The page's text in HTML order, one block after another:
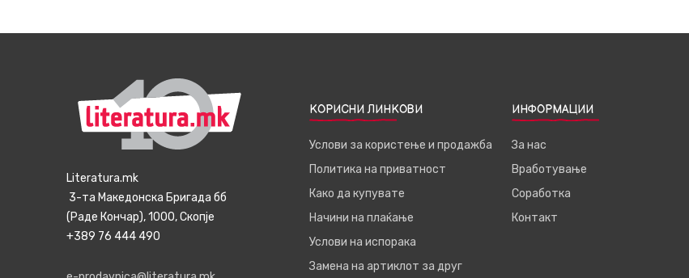
Literatura.mk
3-та Македонска Бригада бб
(Раде Кончар), 1000, Скопје
+389 76 444 490
КОРИСНИ ЛИНКОВИ
Услови за користење и продажба
Политика на приватност
Како да купувате
Начини на плаќање
Услови на испорака
Замена на артиклот за друг
ИНФОРМАЦИИ
За нас
Вработување
Соработка
Контакт